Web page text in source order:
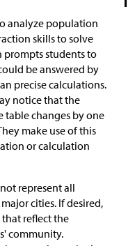
analyze population
skills to solve
prompts students to
be answered by
precise calculations.
notice that the
table changes by one
make use of this
or calculation
represent all
cities. If desired,
reflect the
community.